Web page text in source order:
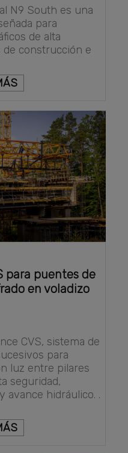
N9 South es una
para
de alta
construcción e
para puentes de
en voladizo
CVS, sistema de
para
luz entre pilares
seguridad,
avance hidráulico. .